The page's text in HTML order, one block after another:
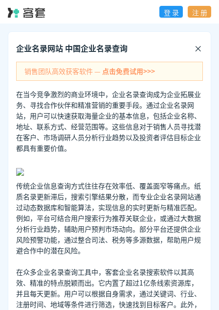
登 录 注 册
企业名录网站 中国企业名录查询
销售团队高效获客软件 — 点击免费试用>>>
在当今竞争激烈的商业环境中，企业名录查询成为企业拓展业
务、寻找合作伙伴和精准营销的重要手段。通过企业名录网
站，用户可以快速获取海量企业的基本信息，包括企业名称、
地址、联系方式、经营范围等。这些信息对于销售人员寻找潜
在客户、市场调研人员分析行业趋势以及投资者评估目标企业
都具有重要价值。
传统企业信息查询方式往往存在效率低、覆盖面窄等痛点。纸
质名录更新滞后，搜索引擎结果分散，而专业企业名录网站通
过动态数据库和智能算法，实现信息的实时更新与精准匹配。
例如，平台可结合用户搜索行为推荐关联企业，或通过大数据
分析行业趋势，辅助用户预判市场动向。部分平台还提供企业
风险预警功能，通过整合司法、税务等多源数据，帮助用户规
避合作中的潜在风险。
在众多企业名录查询工具中，客套企业名录搜索软件以其高
效、精准的特点脱颖而出。它内置了超过1亿条线索资源库，
并且每天更新。用户可以根据自身需求，通过关键词、行业、
注册时间、地域等条件进行筛选，快速找到目标客户。此外，